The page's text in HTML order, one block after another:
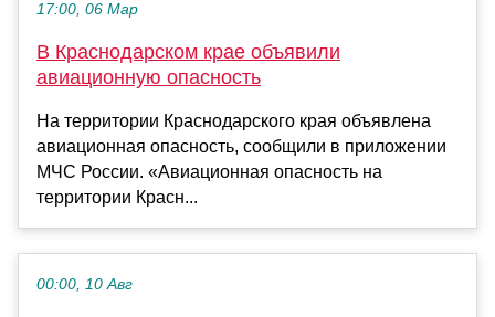
17:00, 06 Мар
В Краснодарском крае объявили
авиационную опасность
На территории Краснодарского края объявлена
авиационная опасность, сообщили в приложении
МЧС России. «Авиационная опасность на
территории Красн...
00:00, 10 Авг